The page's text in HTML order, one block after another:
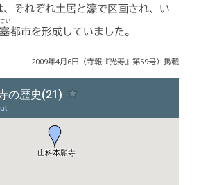
それぞれ土居と濠で区画され、い
い
都市を形成していました。
2009年4月6日（寺報『光寿』第59号）掲載